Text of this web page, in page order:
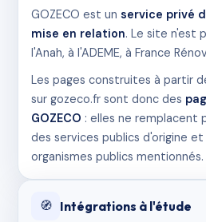
GOZECO est unservice privé
mise en relation. Le site n'est
l'Anah, à l'ADEME, à France
Les pages construites à partir
sur gozeco.fr sont donc des
GOZECO : elles ne remplacent
des services publics d'origine
organismes publics mentionnés.
🧭 Intégrations à l'étude